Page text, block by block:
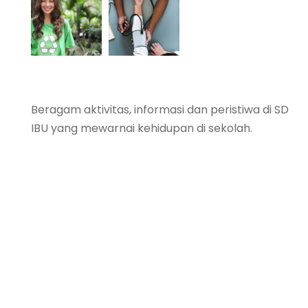
Beragam aktivitas, informasi dan peristiwa di SD
IBU yang mewarnai kehidupan di sekolah.